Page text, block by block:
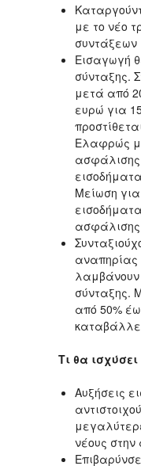
με το νέο
συντάξεων
Εισαγωγή
σύνταξης.
μετά από
ευρώ για
Ελαφρώς
ασφάλισης
Μείωση
ασφάλισης
αναπηρίας
λαμβάνουν
σύνταξης.
από 50%
Τι θα
Αυξήσεις
νέους